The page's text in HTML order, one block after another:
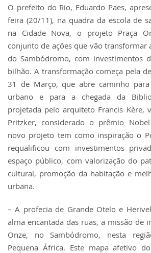
O prefeito do Rio, Eduardo Paes,
feira (20/11), na quadra da escola de
na Cidade Nova, o projeto Praça
conjunto de ações que vão transformar
do Sambódromo, com investimentos
bilhão. A transformação começa pela
31 de Março, que abre caminho
urbano e para a chegada da
projetada pelo arquiteto Francis Kère,
Pritzker, considerado o prêmio
novo projeto tem como inspiração o
requalificou com investimentos
espaço público, com valorização do
cultural, promoção da habitação e
urbana.
– A profecia de Grande Otelo e
alma encantada das ruas, a missão de
Onze, no Sambódromo, nesta
Pequena África. Este mapa afetivo